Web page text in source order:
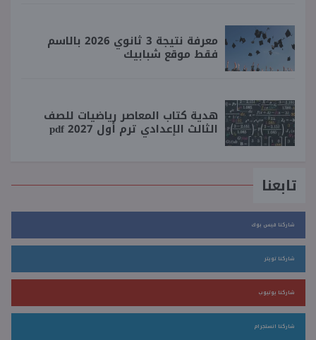
معرفة نتيجة 3 ثانوي 2026 بالاسم
فقط موقع شبابيك
هدية كتاب المعاصر رياضيات للصف
الثالث الإعدادي ترم أول 2027 pdf
تابعنا
شاركنا فيس بوك
شاركنا تويتر
شاركنا يوتيوب
شاركنا انستجرام